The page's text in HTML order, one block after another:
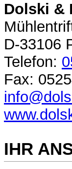
Dolski &
D-33106
Telefon:
Fax:
IHR